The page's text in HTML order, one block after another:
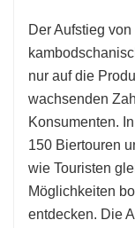
Der Aufstieg
nur auf die
wachsenden
Konsumenten.
150 Biertouren
wie Touristen
Möglichkeiten
entdecken. Die